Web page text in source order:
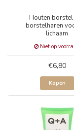
Houten borstel
borstelharen
lichaam
Niet op
€6,80
Kopen